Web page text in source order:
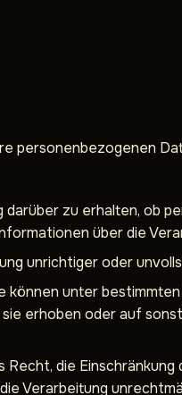
personenbezogenen
darüber zu erhalten, ob
über die
unrichtiger oder
können unter
erhoben oder auf
Recht, die
Verarbeitung